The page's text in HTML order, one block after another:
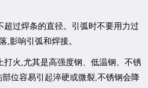
超过焊条的直径。引弧时不要用力过
,影响引弧和焊接。
打火,尤其是高强度钢、低温钢、不锈
位容易引起淬硬或微裂,不锈钢会降